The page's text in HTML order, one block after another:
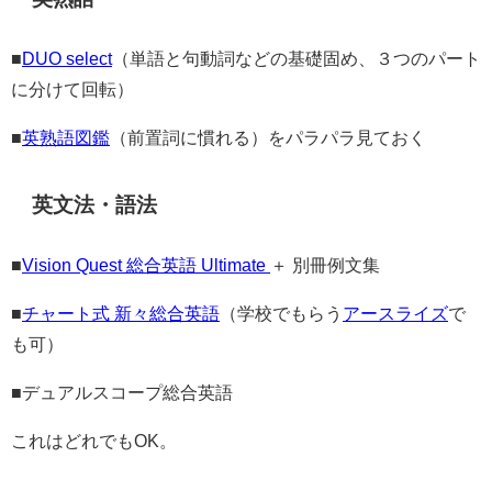
■DUO select（単語と句動詞などの基礎固め、３つのパート
に分けて回転）
■英熟語図鑑 （前置詞に慣れる）をパラパラ見ておく
英文法・語法
■Vision Quest 総合英語 Ultimate ＋ 別冊例文集
■チャート式 新々総合英語 （学校でもらう アースライズで
も可）
■デュアルスコープ総合英語
これはどれでもOK。